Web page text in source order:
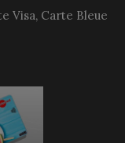
Visa, Carte Bleue